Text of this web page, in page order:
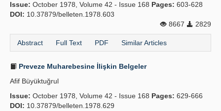
Issue: October 1978, Volume 42 - Issue 168 Pages: 603-628
DOI: 10.37879/belleten.1978.603
8667
2829
Abstract Full Text PDF Similar Articles
Preveze Muharebesine İlişkin Belgeler
Afif Büyüktuğrul
Issue: October 1978, Volume 42 - Issue 168 Pages: 629-666
DOI: 10.37879/belleten.1978.629